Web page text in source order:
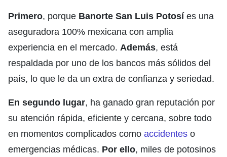
Primero, porque Banorte San Luis Potosí es una
aseguradora 100% mexicana con amplia
experiencia en el mercado. Además, está
respaldada por uno de los bancos más sólidos del
país, lo que le da un extra de confianza y seriedad.
En segundo lugar, ha ganado gran reputación por
su atención rápida, eficiente y cercana, sobre todo
en momentos complicados como accidentes o
emergencias médicas. Por ello, miles de potosinos